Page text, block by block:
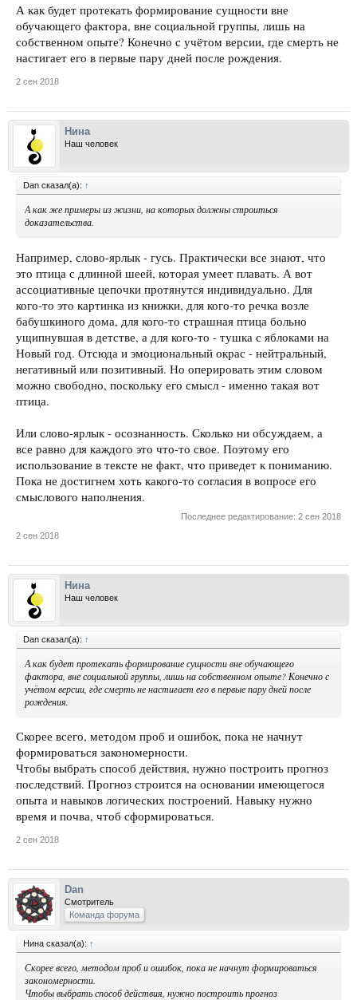
практически нулевая.
А как будет протекать формирование сущности вне
обучающего фактора, вне социальной группы, лишь на
собственном опыте? Конечно с учётом версии, где смерть не
настигает его в первые пару дней после рождения.
2 сен 2018
Нина
Наш человек
Dan сказал(а): ↑
А как же примеры из жизни, на которых должны строиться
доказательства.
Например, слово-ярлык - гусь. Практически все знают, что
это птица с длинной шеей, которая умеет плавать. А вот
ассоциативные цепочки протянутся индивидуально. Для
кого-то это картинка из книжки, для кого-то речка возле
бабушкиного дома, для кого-то страшная птица больно
ущипнувшая в детстве, а для кого-то - тушка с яблоками на
Новый год. Отсюда и эмоциональный окрас - нейтральный,
негативный или позитивный. Но оперировать этим словом
можно свободно, поскольку его смысл - именно такая вот
птица.
Или слово-ярлык - осознанность. Сколько ни обсуждаем, а
все равно для каждого это что-то свое. Поэтому его
использование в тексте не факт, что приведет к пониманию.
Пока не достигнем хоть какого-то согласия в вопросе его
смыслового наполнения.
Последнее редактирование: 2 сен 2018
2 сен 2018
Нина
Наш человек
Dan сказал(а): ↑
А как будет протекать формирование сущности вне обучающего
фактора, вне социальной группы, лишь на собственном опыте? Конечно с
учётом версии, где смерть не настигает его в первые пару дней после
рождения.
Скорее всего, методом проб и ошибок, пока не начнут
формироваться закономерности.
Чтобы выбрать способ действия, нужно построить прогноз
последствий. Прогноз строится на основании имеющегося
опыта и навыков логических построений. Навыку нужно
время и почва, чтоб сформироваться.
2 сен 2018
Dan
Смотритель
Команда форума
Нина сказал(а): ↑
Скорее всего, методом проб и ошибок, пока не начнут формироваться
закономерности.
Чтобы выбрать способ действия, нужно построить прогноз